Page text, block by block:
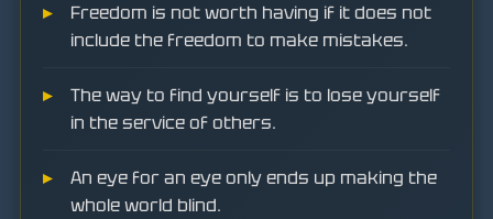
Freedom is not worth having if it does not
include the freedom to make mistakes.
The way to find yourself is to lose yourself
in the service of others.
An eye for an eye only ends up making the
whole world blind.